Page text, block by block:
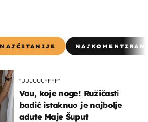
NAJČITANIJE
"UUUUUUFFFF"
Vau, koje noge! Ružičasti
badić istaknuo je najbolje
adute Maje Šuput